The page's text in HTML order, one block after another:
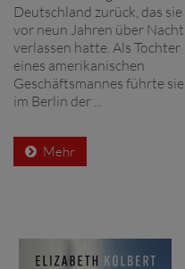
Deutschland zurück, das sie
vor neun Jahren über Nacht
verlassen hatte. Als Tochter
eines amerikanischen
Geschäftsmannes führte sie
im Berlin der ...
Mehr